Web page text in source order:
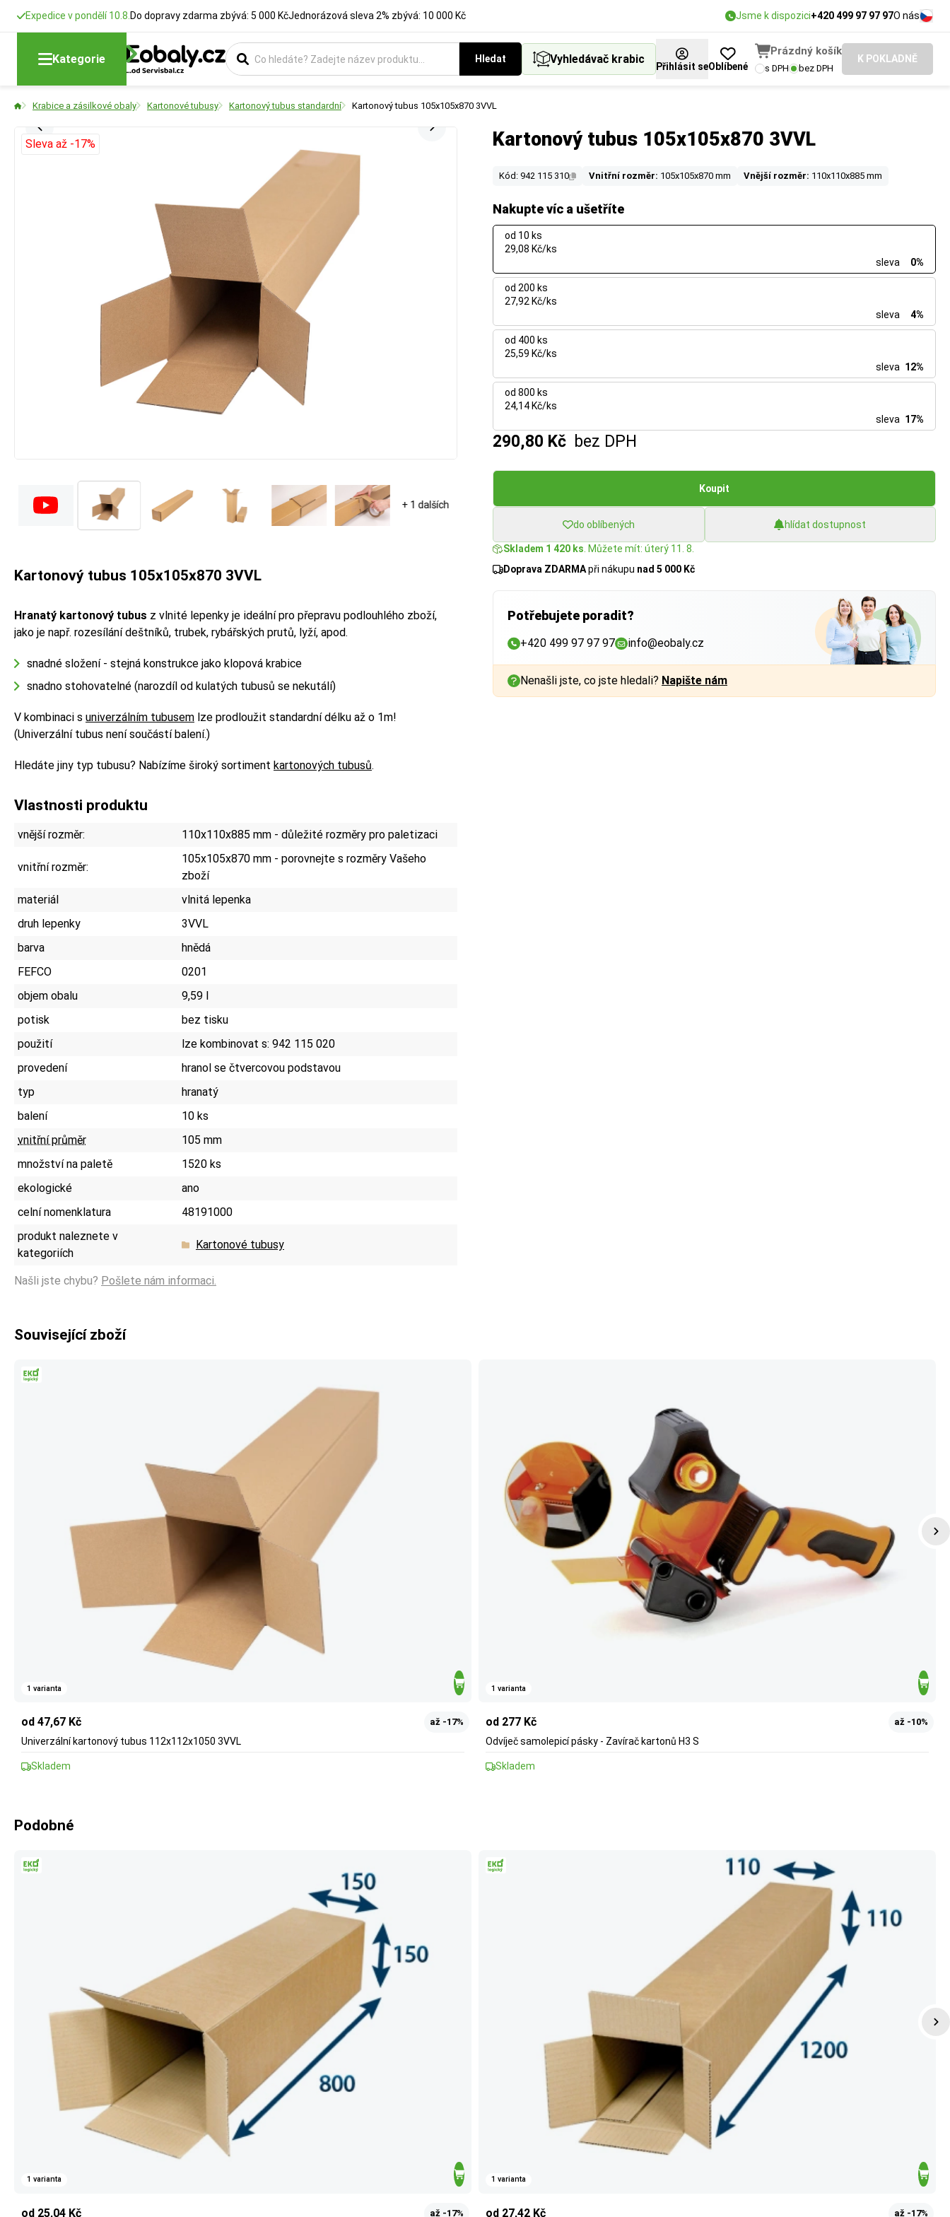
Expedice v pondělí 10.8. Do dopravy zdarma zbývá: 5 000 KčJednorázová sleva 2% zbývá: 10 000 Kč Jsme k dispozici+420 499 97 97 97O nás
Kategorie Hledat Vyhledávač krabic
Přihlásit seOblíbené
Prázdný košík
s DPH bez DPH
K POKLADNĚ
Krabice a zásilkové obaly Kartonové tubusy Kartonový tubus standardní Kartonový tubus 105x105x870 3VVL
Kartonový tubus 105x105x870 3VVL
Kód: 942 115 310 Vnitřní rozměr: 105x105x870 mm Vnější rozměr: 110x110x885 mm
Nakupte víc a ušetříte
od 10 ks
29,08 Kč/ks
sleva
0%
od 200 ks
27,92 Kč/ks
sleva
4%
od 400 ks
25,59 Kč/ks
sleva 12%
od 800 ks
24,14 Kč/ks
sleva 17%
290,80 Kč bez DPH
Koupit
do oblíbených hlídat dostupnost
Skladem 1 420 ks . Můžete mít: úterý 11. 8.
Doprava ZDARMApři nákupu nad 5 000 Kč
Potřebujete poradit?
+420 499 97 97 97 info@eobaly.cz
Nenašli jste, co jste hledali? Napište nám
Sleva až -17%
+ 1 dalších
Kartonový tubus 105x105x870 3VVL
Hranatý kartonový tubus z vlnité lepenky je ideální pro přepravu podlouhlého zboží,
jako je např. rozesílání deštníků, trubek, rybářských prutů, lyží, apod.
snadné složení - stejná konstrukce jako klopová krabice
snadno stohovatelné (narozdíl od kulatých tubusů se nekutálí)
V kombinaci s univerzálním tubusem lze prodloužit standardní délku až o 1m!
(Univerzální tubus není součástí balení.)
Hledáte jiny typ tubusu? Nabízíme široký sortiment kartonových tubusů.
Vlastnosti produktu
vnější rozměr: 110x110x885 mm - důležité rozměry pro paletizaci
vnitřní rozměr:
105x105x870 mm - porovnejte s rozměry Vašeho
zboží
materiál
vlnitá lepenka
druh lepenky
3VVL
barva
hnědá
FEFCO
0201
objem obalu
9,59 l
potisk
bez tisku
použití
lze kombinovat s: 942 115 020
provedení
hranol se čtvercovou podstavou
typ
hranatý
balení
10 ks
vnitřní průměr
105 mm
množství na paletě
1520 ks
ekologické
ano
celní nomenklatura
48191000
produkt naleznete v
kategoriích
Kartonové tubusy
Našli jste chybu? Pošlete nám informaci.
Související zboží
1 varianta
od 47,67 Kč až -17%
Univerzální kartonový tubus 112x112x1050 3VVL
Skladem
1 varianta
od 277 Kč až -10%
Odvíječ samolepicí pásky - Zavírač kartonů H3 S
Skladem
Podobné
1 varianta
od 25,04 Kč až -17%
1 varianta
od 27,42 Kč až -17%